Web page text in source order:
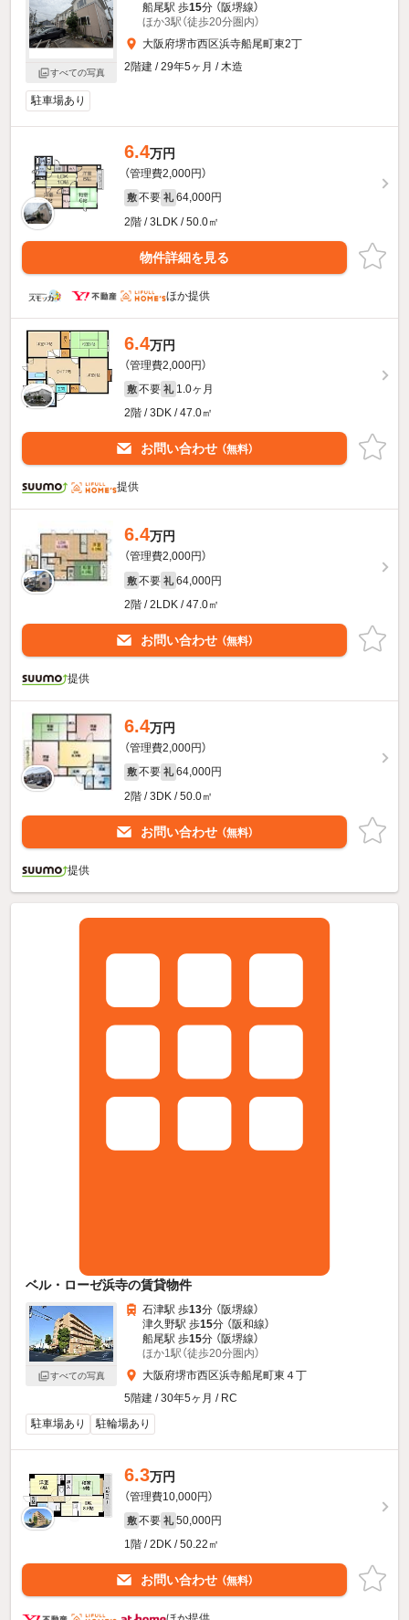
すべての写真
船尾駅 歩15分 （阪堺線）
ほか3駅（徒歩20分圏内）
大阪府堺市西区浜寺船尾町東2丁
2階建 / 29年5ヶ月 / 木造
駐車場あり
6.4万円
（管理費2,000円）
敷 不要 礼 64,000円
2階 / 3LDK / 50.0㎡
物件詳細を見る
ほか提供
6.4万円
（管理費2,000円）
敷 不要 礼 1.0ヶ月
2階 / 3DK / 47.0㎡
お問い合わせ （無料）
提供
6.4万円
（管理費2,000円）
敷 不要 礼 64,000円
2階 / 2LDK / 47.0㎡
お問い合わせ （無料）
提供
6.4万円
（管理費2,000円）
敷 不要 礼 64,000円
2階 / 3DK / 50.0㎡
お問い合わせ （無料）
提供
ベル・ローゼ浜寺の賃貸物件
すべての写真
石津駅 歩13分 （阪堺線）
津久野駅 歩15分 （阪和線）
船尾駅 歩15分 （阪堺線）
ほか1駅（徒歩20分圏内）
大阪府堺市西区浜寺船尾町東４丁
5階建 / 30年5ヶ月 / RC
駐車場あり
駐輪場あり
6.3万円
（管理費10,000円）
敷 不要 礼 50,000円
1階 / 2DK / 50.22㎡
お問い合わせ （無料）